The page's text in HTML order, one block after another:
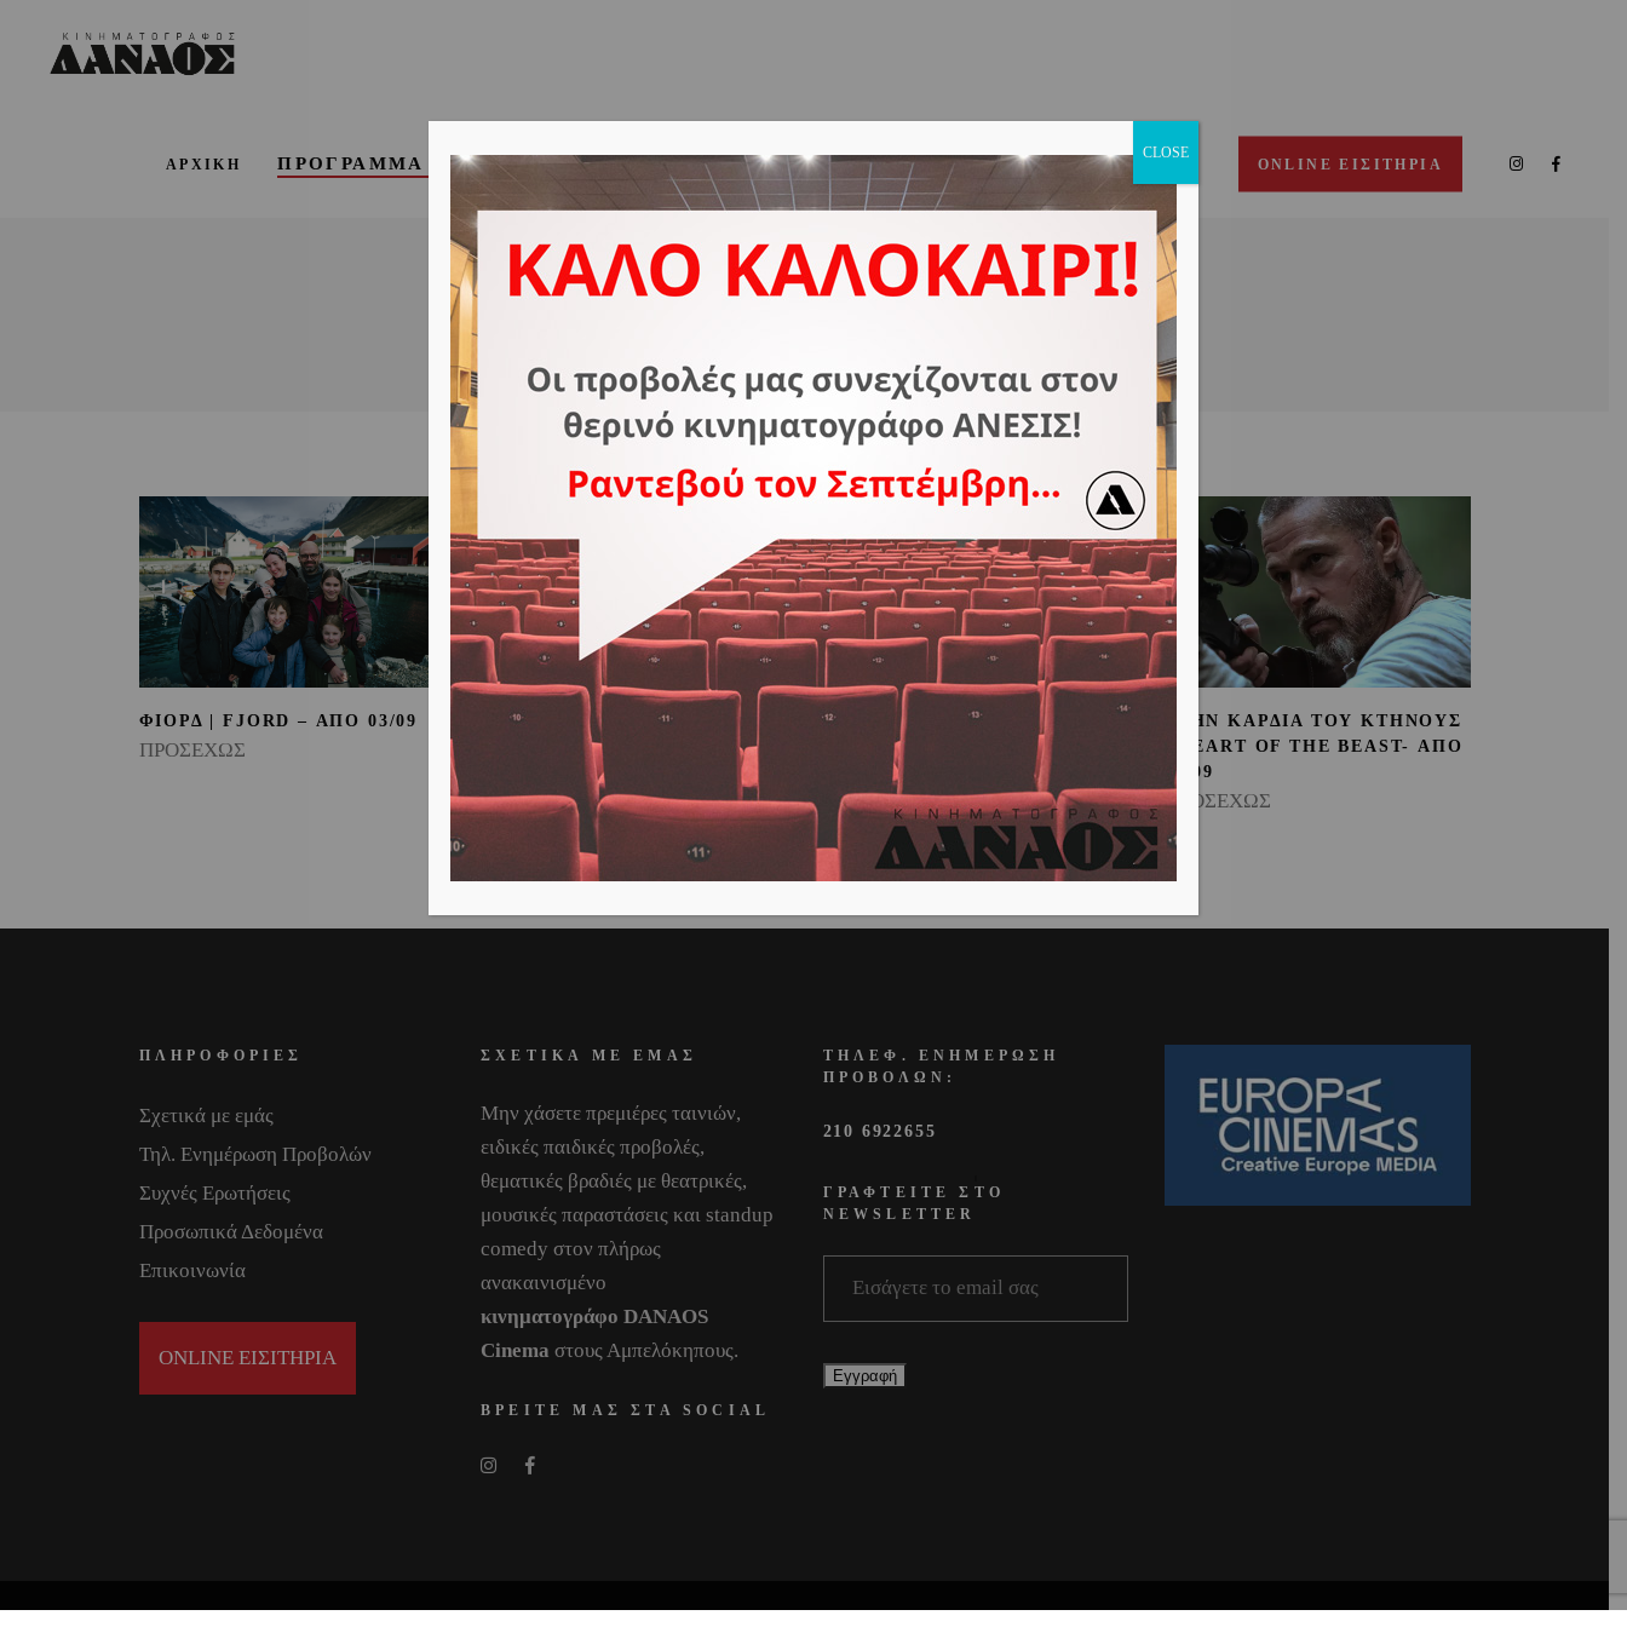
ΑΡΧΙΚΗ ΠΡΟΓΡΑΜΜΑ ΕΒΔΟΜΑΔΟΣ ΣΧΕΤΙΚΑ ΜΕ ΕΜΑΣ ΣΥΧΝΕΣ ΕΡΩΤΗΣΕΙΣ ΕΠΙΚΟΙΝΩΝΙΑ ONLINE ΕΙΣΙΤΗΡΙΑ
ΦΙΟΡΔ | FJORD – ΑΠΟ 03/09
ΠΡΟΣΕΧΩΣ
ΠΑΤΡΙΔΑ | FATHERLAND –
ΤΟ ΚΛΑΔΕΜΑ ΤΗΣ
ΤΡΙΑΝΤΑΦΥΛΛΙΑΣ |
ROSEBUSH PRUNING – ΑΠΟ
17/09
ΠΡΟΣΕΧΩΣ
ΣΤΗΝ ΚΑΡΔΙΑ ΤΟΥ ΚΤΗΝΟΥΣ
| HEART OF THE BEAST- ΑΠΟ
24/09
ΠΡΟΣΕΧΩΣ
ΠΛΗΡΟΦΟΡΙΕΣ
Σχετικά με εμάς
Τηλ. Ενημέρωση Προβολών
Συχνές Ερωτήσεις
Προσωπικά Δεδομένα
Επικοινωνία
ONLINE ΕΙΣΙΤΗΡΙΑ
ΣΧΕΤΙΚΑ ΜΕ ΕΜΑΣ
Μην χάσετε πρεμιέρες ταινιών,
ειδικές παιδικές προβολές,
θεματικές βραδιές με θεατρικές,
μουσικές παραστάσεις και standup
comedy στον πλήρως
ανακαινισμένο
κινηματογράφο DANAOS
Cinema στους Αμπελόκηπους.
ΒΡΕΙΤΕ ΜΑΣ ΣΤΑ SOCIAL
ΤΗΛΕΦ. ΕΝΗΜΕΡΩΣΗ
ΠΡΟΒΟΛΩΝ:
210 6922655
ΓΡΑΦΤΕΙΤΕ ΣΤΟ
NEWSLETTER
CLOSE